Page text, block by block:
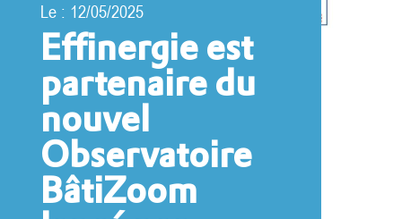
Effinergie est
partenaire du
nouvel
Observatoire
BâtiZoom
Le : 12/05/2025